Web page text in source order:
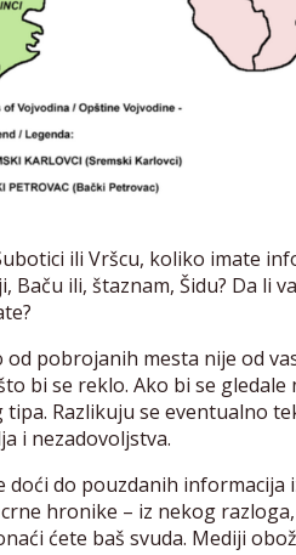
ili Vršcu, koliko imate
ili, štaznam, Šidu? Da li
pobrojanih mesta nije od
bi se reklo. Ako bi se
Razlikuju se eventualno
i nezadovoljstva.
doći do pouzdanih informacija
hronike – iz nekog
ćete baš svuda. Mediji